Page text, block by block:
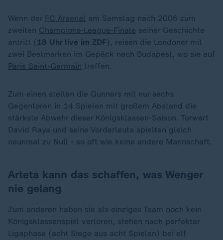
Wenn der FC Arsenal am Samstag nach 2006 zum
zweiten Champions-League-Finale seiner Geschichte
antritt ( 18 Uhr live im ZDF), reisen die Londoner mit
zwei Bestmarken im Gepäck nach Budapest, wo sie auf
Paris Saint-Germain treffen.
Zum einen stellen die Gunners mit nur sechs
Gegentoren in 14 Spielen mit großem Abstand die
stärkste Abwehr dieser Königsklassen-Saison. Torwart
David Raya und seine Vorderleute spielten gleich
neunmal zu Null - so oft wie keine andere Mannschaft.
Arteta kann das schaffen, was Wenger
nie gelang
Zum anderen haben sie als einziges Team noch kein
Königsklassenspiel verloren, stehen nach perfekter
Ligaphase (acht Siege aus acht Spielen) bei elf